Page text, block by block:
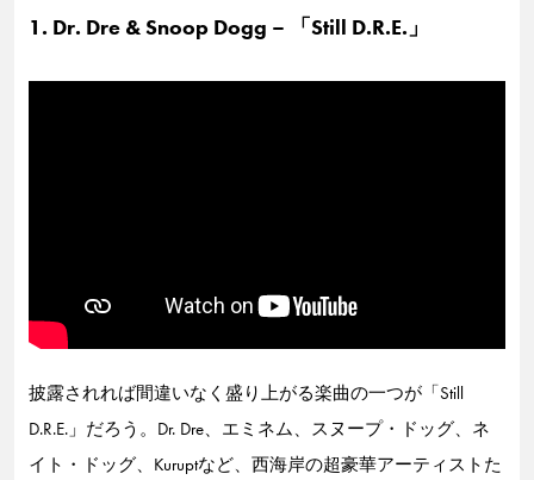
1. Dr. Dre & Snoop Dogg – 「Still D.R.E.」
披露されれば間違いなく盛り上がる楽曲の一つが「Still
D.R.E.」だろう。Dr. Dre、エミネム、スヌープ・ドッグ、ネ
イト・ドッグ、Kuruptなど、西海岸の超豪華アーティストた